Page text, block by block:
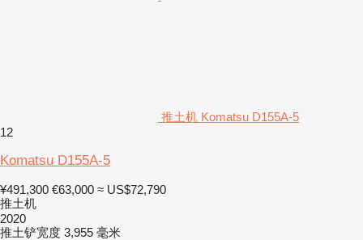
推土机 Komatsu D155A-5
12
Komatsu D155A-5
¥491,300 €63,000 ≈ US$72,790
推土机
2020
推土铲宽度 3,955 毫米